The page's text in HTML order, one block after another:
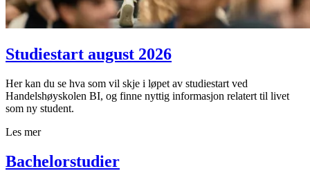
Studiestart august 2026
Her kan du se hva som vil skje i løpet av studiestart ved
Handelshøyskolen BI, og finne nyttig informasjon relatert til livet
som ny student.
Les mer
Bachelorstudier